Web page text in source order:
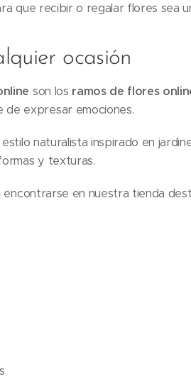
que recibir o regalar flores sea
ocasión
son los ramos de flores
de expresar emociones.
naturalista inspirado en
y texturas.
en nuestra tienda